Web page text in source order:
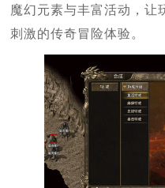
魔幻元素与丰富活动，让
刺激的传奇冒险体验。